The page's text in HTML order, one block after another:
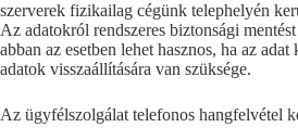
szerverek fizikailag cégünk telephelyén
Az adatokról rendszeres biztonsági
abban az esetben lehet hasznos, ha az adat
adatok visszaállítására van szüksége.
Az ügyfélszolgálat telefonos hangfelvétel